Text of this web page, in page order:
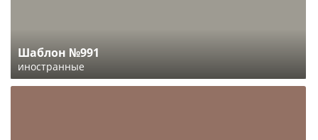
Шаблон №991
иностранные